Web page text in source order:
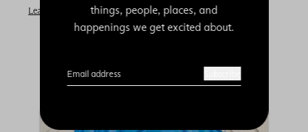
Learn more
things, people, places, and
happenings we get excited about.
Email address